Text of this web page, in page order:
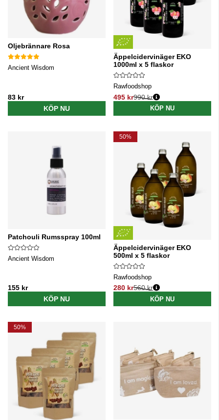
Oljebrännare Rosa
Ancient Wisdom
83 kr
KÖP NU
Äppelcidervinäger EKO
1000ml x 5 flaskor
Rawfoodshop
495 kr
Ordinarie pris:
990 kr
KÖP NU
Patchouli Rumsspray 100ml
Ancient Wisdom
155 kr
KÖP NU
50%
Äppelcidervinäger EKO
500ml x 5 flaskor
Rawfoodshop
280 kr
Ordinarie pris:
560 kr
KÖP NU
50%